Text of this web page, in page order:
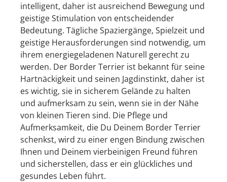
intelligent, daher ist ausreichend Bewegung und
geistige Stimulation von entscheidender
Bedeutung. Tägliche Spaziergänge, Spielzeit und
geistige Herausforderungen sind notwendig, um
ihrem energiegeladenen Naturell gerecht zu
werden. Der Border Terrier ist bekannt für seine
Hartnäckigkeit und seinen Jagdinstinkt, daher ist
es wichtig, sie in sicherem Gelände zu halten
und aufmerksam zu sein, wenn sie in der Nähe
von kleinen Tieren sind. Die Pflege und
Aufmerksamkeit, die Du Deinem Border Terrier
schenkst, wird zu einer engen Bindung zwischen
Ihnen und Deinem vierbeinigen Freund führen
und sicherstellen, dass er ein glückliches und
gesundes Leben führt.